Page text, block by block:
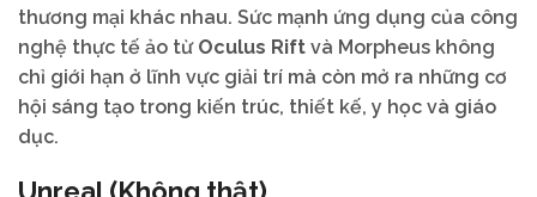
thương mại khác nhau. Sức mạnh ứng dụng của công
nghệ thực tế ảo từ Oculus Rift và Morpheus không
chỉ giới hạn ở lĩnh vực giải trí mà còn mở ra những cơ
hội sáng tạo trong kiến trúc, thiết kế, y học và giáo
dục.